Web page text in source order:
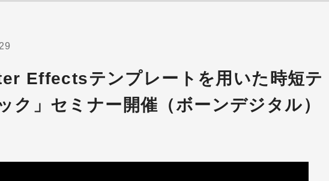
Effectsテンプレートを用いた時短テ
ク」セミナー開催（ボーンデジタル）